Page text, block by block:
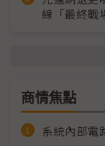
線「最終戰
商情焦點
系統內部電